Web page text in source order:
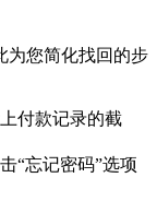
为您简化找回的步
付款记录的截
“忘记密码”选项